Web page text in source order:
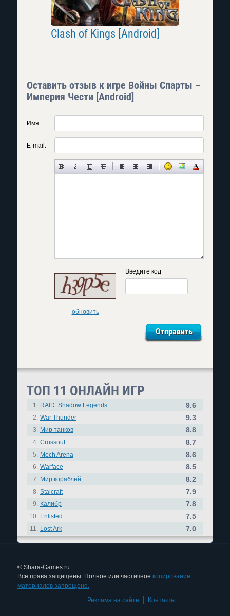
Clash of Kings [Android]
Оставить отзыв к игре Войны Спарты –
Империя Чести [Android]
Имя:
E-mail:
обновить
Введите код
ТОП 11 ОНЛАЙН ИГР
1. RAID: Shadow Legends 9.6
2. War Thunder 9.3
3. Мир танков 8.8
4. Crossout 8.7
5. Mech Arena 8.6
6. Warface 8.5
7. Мир кораблей 8.2
8. Stalcraft 7.9
9. Калибр 7.8
10. Enlisted 7.5
11. Lost Ark 7.0
© Shara-Games.ru
Все права защищены. Полное или частичное копирование
материалов запрещено.
Реклама на сайте
Контакты